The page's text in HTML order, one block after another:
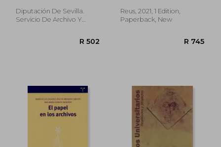
R 544
Sevillanos) (in
Spanish)
Diputación De Sevilla.
Servicio De Archivo Y
Reus, 2021, 1 Edition,
Paperback, New